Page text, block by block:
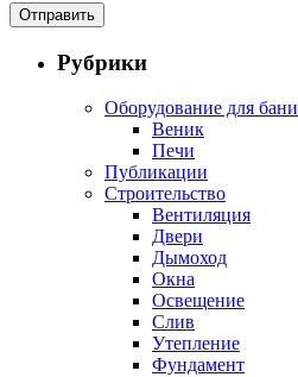
Рубрики
Оборудование для бани
Веник
Печи
Публикации
Строительство
Вентиляция
Двери
Дымоход
Окна
Освещение
Слив
Утепление
Фундамент